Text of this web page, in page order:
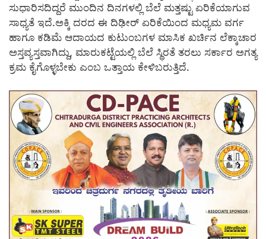
ಸುಧಾರಿಸದಿದ್ದರೆ ಮುಂದಿನ ದಿನಗಳಲ್ಲಿ ಬೆಲೆ ಮತ್ತಷ್ಟು ಏರಿಕೆಯಾಗುವ
ಸಾಧ್ಯತೆ ಇದೆ.ಅಕ್ಕಿ ದರದ ಈ ದಿಢೀರ್ ಏರಿಕೆಯಿಂದ ಮಧ್ಯಮ ವರ್ಗ
ಹಾಗೂ ಕಡಿಮೆ ಆದಾಯದ ಕುಟುಂಬಗಳ ಮಾಸಿಕ ಖರ್ಚಿನ ಲೆಕ್ಕಾಚಾರ
ಅಸ್ತವ್ಯಸ್ತವಾಗಿದ್ದು, ಮಾರುಕಟ್ಟೆಯಲ್ಲಿ ಬೆಲೆ ಸ್ಥಿರತೆ ತರಲು ಸರ್ಕಾರ ಅಗತ್ಯ
ಕ್ರಮ ಕೈಗೊಳ್ಳಬೇಕು ಎಂಬ ಒತ್ತಾಯ ಕೇಳಿಬರುತ್ತಿದೆ.